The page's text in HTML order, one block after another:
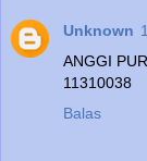
Unknown
ANGGI
11310038
Balas